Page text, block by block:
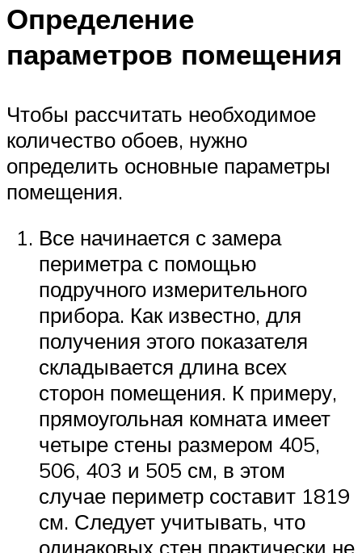
Определение
параметров помещения
Чтобы рассчитать необходимое
количество обоев, нужно
определить основные параметры
помещения.
Все начинается с замера
периметра с помощью
подручного измерительного
прибора. Как известно, для
получения этого показателя
складывается длина всех
сторон помещения. К примеру,
прямоугольная комната имеет
четыре стены размером 405,
506, 403 и 505 см, в этом
случае периметр составит 1819
см. Следует учитывать, что
одинаковых стен практически не